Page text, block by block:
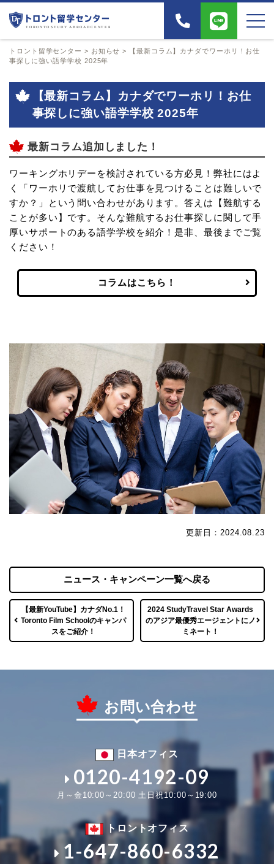
トロント留学センター > お知らせ >
【最新コラム】カナダでワーホリ！お仕
事探しに強い語学学校 2025年
【最新コラム】カナダでワーホリ！お仕
事探しに強い語学学校 2025年
最新コラム追加しました！
ワーキングホリデーを検討されている方必見！弊社にはよ
く「ワーホリで渡航してお仕事を見つけることは難しいで
すか？」という問い合わせがあります。答えは【難航する
ことが多い】です。そんな難航するお仕事探しに関して手
厚いサポートのある語学学校を紹介！是非、最後までご覧
ください！
コラムはこちら！
更新日：2024.08.23
【最新YouTube】カナダNo.1！
Toronto Film Schoolのキャンパ
スをご紹介！
ニュース・キャンペーン一覧へ戻る
2024 StudyTravel Star Awards
のアジア最優秀エージェントにノ
ミネート！
お問い合わせ
日本オフィス
0120-4192-09
月～金10:00～20:00 土日祝10:00～19:00
トロントオフィス
1-647-860-6332